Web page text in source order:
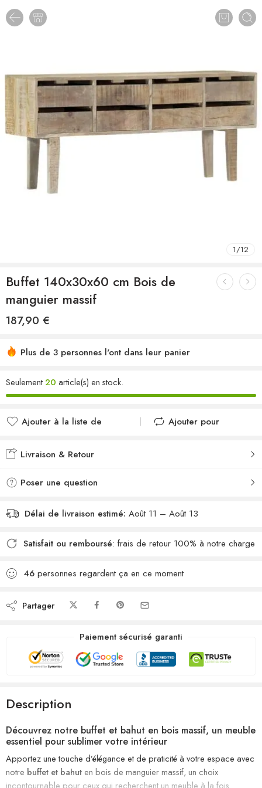
1/12
Buffet 140x30x60 cm Bois de
manguier massif
187,90 €
Plus de 3 personnes l'ont dans leur panier
Seulement20 article(s) en stock.
Ajouter à la liste de
Ajouté à la liste de
Ajouter pour
Livraison & Retour
Poser une question
Délai de livraison estimé: Août 11 – Août 13
Satisfait ou remboursé: frais de retour 100% à notre charge
46 personnes regardent ça en ce moment
Partager
Paiement sécurisé garanti
Description
Découvrez notre buffet et bahut en bois massif, un meuble
essentiel pour sublimer votre intérieur
Apportez une touche d’élégance et de praticité à votre espace avec
notre buffet et bahut en bois de manguier massif, un choix
incontournable pour ceux qui recherchent un meuble à la fois